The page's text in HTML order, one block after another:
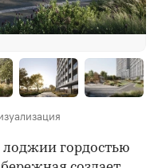
лоджии гордостью